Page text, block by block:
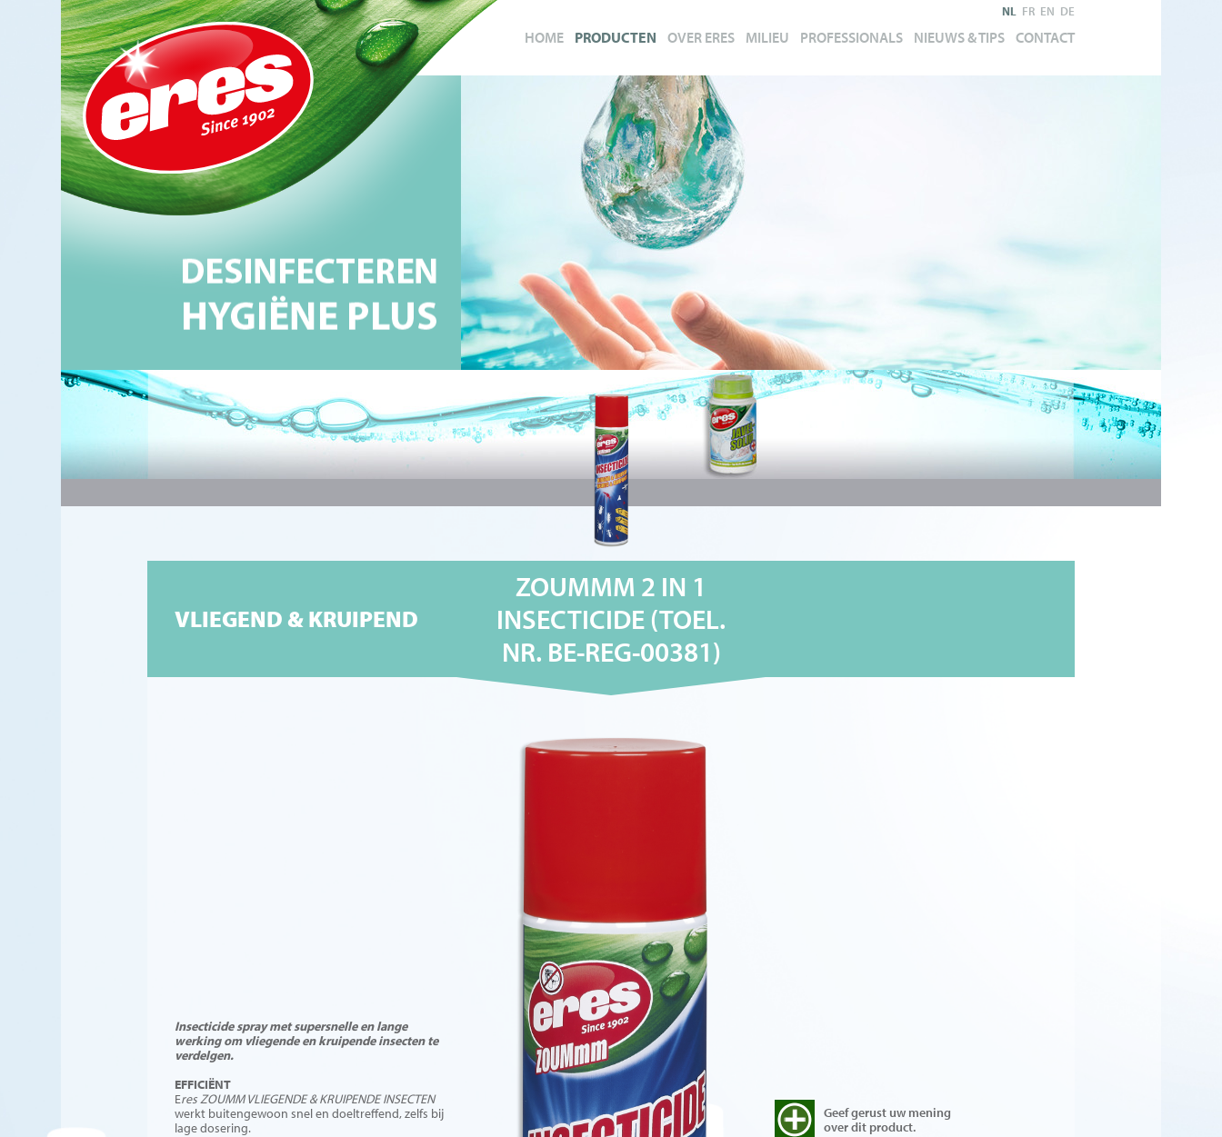
HOME PRODUCTEN OVER ERES MILIEU PROFESSIONALS NIEUWS & TIPS CONTACT
NL FR EN DE
VLIEGEND & KRUIPEND
ZOUMMM 2 IN 1
INSECTICIDE (TOEL.
NR. BE-REG-00381)
Insecticide spray met supersnelle en lange
werking om vliegende en kruipende insecten te
verdelgen.
EFFICIËNT
Eres ZOUMM VLIEGENDE & KRUIPENDE INSECTEN
werkt buitengewoon snel en doeltreffend, zelfs bij
lage dosering.
Geef gerust uw mening
over dit product.